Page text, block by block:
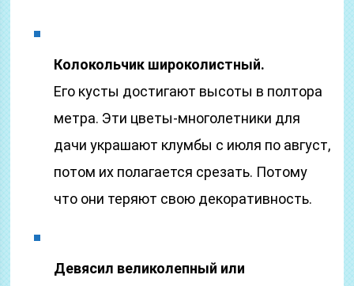
Колокольчик широколистный.
Его кусты достигают высоты в полтора
метра. Эти цветы-многолетники для
дачи украшают клумбы с июля по август,
потом их полагается срезать. Потому
что они теряют свою декоративность.
Девясил великолепный или